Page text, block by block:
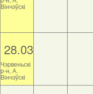
Вінчэўскі
28.03
Чэрвеньскі
р-н, А.
Вінчэўскі